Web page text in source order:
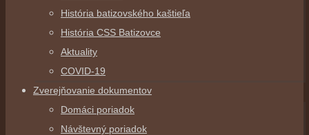
História batizovského kaštieľa
História CSS Batizovce
Aktuality
COVID-19
Zverejňovanie dokumentov
Domáci poriadok
Návštevný poriadok